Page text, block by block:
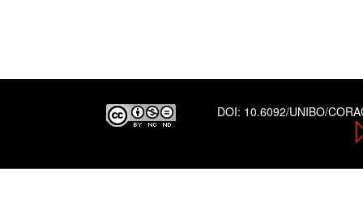
DOI: 10.6092/UNIBO/